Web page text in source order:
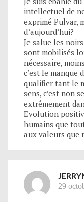
intellectuel de
exprimé Pulvar,
d’aujourd’hui?
Je salue les
sont mobilisés
nécessaire,
c’est le manque
qualifier tant le
sens, c’est non
extrêmement
Evolution
humains que
aux valeurs que
29